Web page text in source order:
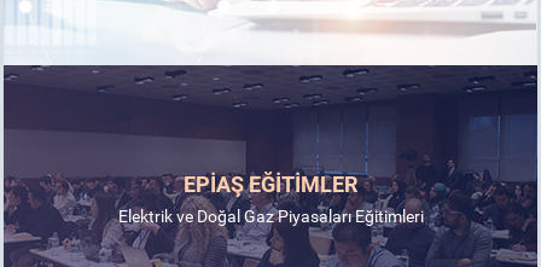
EPİAŞ EĞİTİMLER
Elektrik ve Doğal Gaz Piyasaları Eğitimleri